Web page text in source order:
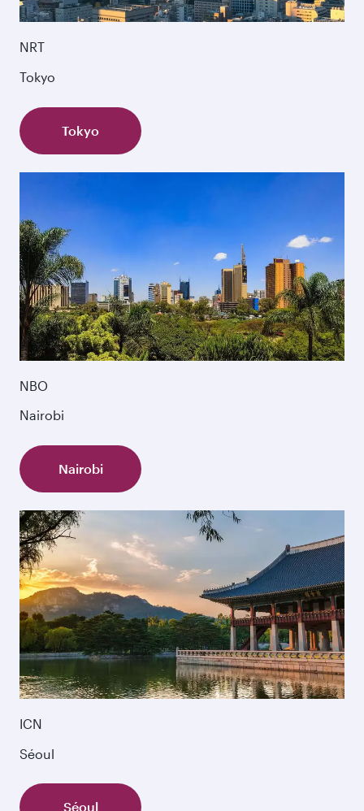
NRT
Tokyo
Tokyo
NBO
Nairobi
Nairobi
ICN
Séoul
Séoul